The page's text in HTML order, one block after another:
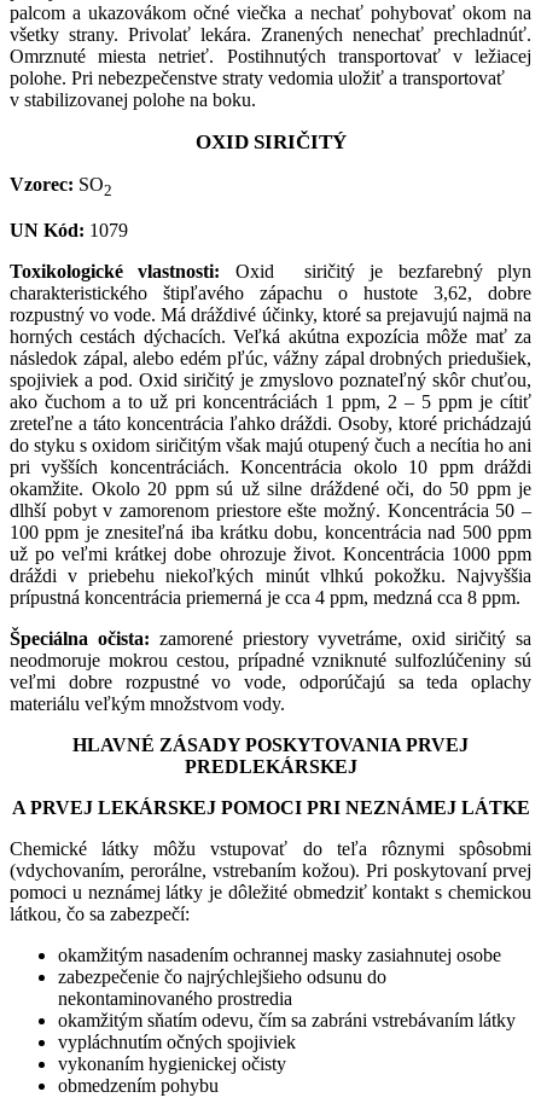
palcom a ukazovákom očné viečka a nechať pohybovať okom na
všetky strany. Privolať lekára. Zranených nenechať prechladnúť.
Omrznuté miesta netrieť. Postihnutých transportovať v ležiacej
polohe. Pri nebezpečenstve straty vedomia uložiť a transportovať
v stabilizovanej polohe na boku.
OXID SIRIČITÝ
Vzorec: SO2
UN Kód: 1079
Toxikologické vlastnosti: Oxid siričitý je bezfarebný plyn
charakteristického štipľavého zápachu o hustote 3,62, dobre
rozpustný vo vode. Má dráždivé účinky, ktoré sa prejavujú najmä na
horných cestách dýchacích. Veľká akútna expozícia môže mať za
následok zápal, alebo edém pľúc, vážny zápal drobných priedušiek,
spojiviek a pod. Oxid siričitý je zmyslovo poznateľný skôr chuťou,
ako čuchom a to už pri koncentráciách 1 ppm, 2 – 5 ppm je cítiť
zreteľne a táto koncentrácia ľahko dráždi. Osoby, ktoré prichádzajú
do styku s oxidom siričitým však majú otupený čuch a necítia ho ani
pri vyšších koncentráciách. Koncentrácia okolo 10 ppm dráždi
okamžite. Okolo 20 ppm sú už silne dráždené oči, do 50 ppm je
dlhší pobyt v zamorenom priestore ešte možný. Koncentrácia 50 –
100 ppm je znesiteľná iba krátku dobu, koncentrácia nad 500 ppm
už po veľmi krátkej dobe ohrozuje život. Koncentrácia 1000 ppm
dráždi v priebehu niekoľkých minút vlhkú pokožku. Najvyššia
prípustná koncentrácia priemerná je cca 4 ppm, medzná cca 8 ppm.
Špeciálna očista: zamorené priestory vyvetráme, oxid siričitý sa
neodmoruje mokrou cestou, prípadné vzniknuté sulfozlúčeniny sú
veľmi dobre rozpustné vo vode, odporúčajú sa teda oplachy
materiálu veľkým množstvom vody.
HLAVNÉ ZÁSADY POSKYTOVANIA PRVEJ
PREDLEKÁRSKEJ
A PRVEJ LEKÁRSKEJ POMOCI PRI NEZNÁMEJ LÁTKE
Chemické látky môžu vstupovať do teľa rôznymi spôsobmi
(vdychovaním, perorálne, vstrebaním kožou). Pri poskytovaní prvej
pomoci u neznámej látky je dôležité obmedziť kontakt s chemickou
látkou, čo sa zabezpečí:
okamžitým nasadením ochrannej masky zasiahnutej osobe
zabezpečenie čo najrýchlejšieho odsunu do
nekontaminovaného prostredia
okamžitým sňatím odevu, čím sa zabráni vstrebávaním látky
vypláchnutím očných spojiviek
vykonaním hygienickej očisty
obmedzením pohybu